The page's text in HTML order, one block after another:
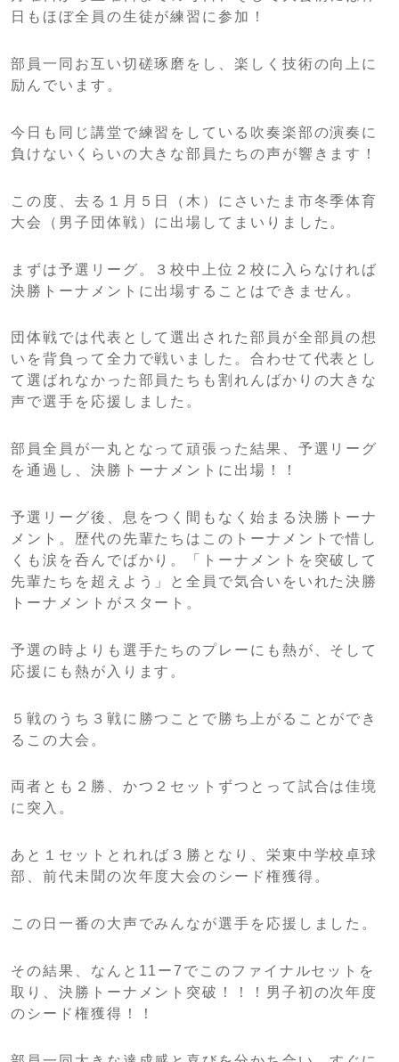
日もほぼ全員の生徒が練習に参加！
部員一同お互い切磋琢磨をし、楽しく技術の向上に
励んでいます。
今日も同じ講堂で練習をしている吹奏楽部の演奏に
負けないくらいの大きな部員たちの声が響きます！
この度、去る１月５日（木）にさいたま市冬季体育
大会（男子団体戦）に出場してまいりました。
まずは予選リーグ。３校中上位２校に入らなければ
決勝トーナメントに出場することはできません。
団体戦では代表として選出された部員が全部員の想
いを背負って全力で戦いました。合わせて代表とし
て選ばれなかった部員たちも割れんばかりの大きな
声で選手を応援しました。
部員全員が一丸となって頑張った結果、予選リーグ
を通過し、決勝トーナメントに出場！！
予選リーグ後、息をつく間もなく始まる決勝トーナ
メント。歴代の先輩たちはこのトーナメントで惜し
くも涙を呑んでばかり。「トーナメントを突破して
先輩たちを超えよう」と全員で気合いをいれた決勝
トーナメントがスタート。
予選の時よりも選手たちのプレーにも熱が、そして
応援にも熱が入ります。
５戦のうち３戦に勝つことで勝ち上がることができ
るこの大会。
両者とも２勝、かつ２セットずつとって試合は佳境
に突入。
あと１セットとれれば３勝となり、栄東中学校卓球
部、前代未聞の次年度大会のシード権獲得。
この日一番の大声でみんなが選手を応援しました。
その結果、なんと11ー7でこのファイナルセットを
取り、決勝トーナメント突破！！！男子初の次年度
のシード権獲得！！